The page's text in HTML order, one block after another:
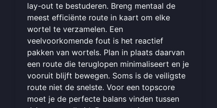
lay-out te bestuderen. Breng mentaal de
meest efficiënte route in kaart om elke
wortel te verzamelen. Een
veelvoorkomende fout is het reactief
pakken van wortels. Plan in plaats daarvan
een route die teruglopen minimaliseert en je
vooruit blijft bewegen. Soms is de veiligste
route niet de snelste. Voor een topscore
moet je de perfecte balans vinden tussen